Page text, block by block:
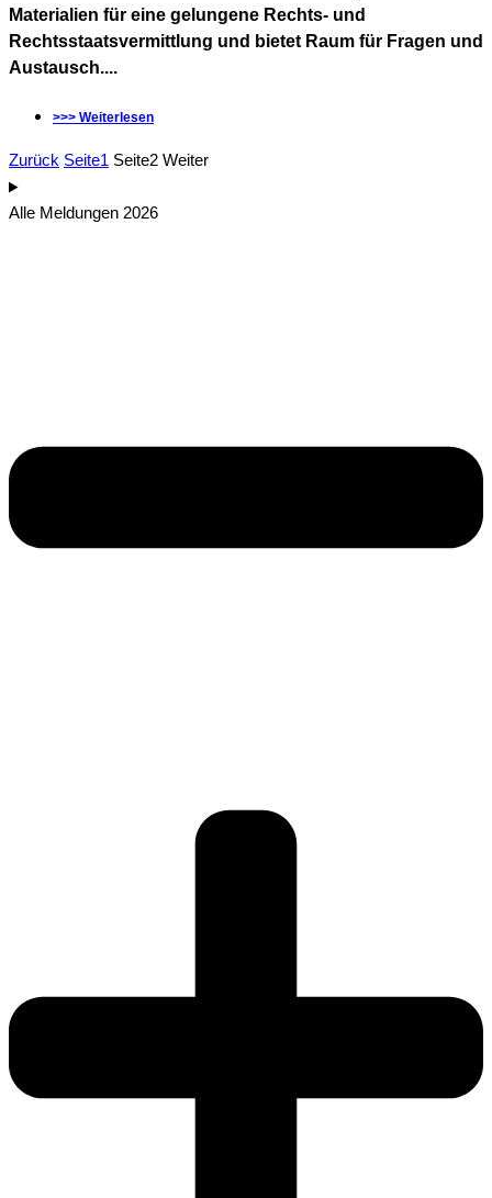
Materialien für eine gelungene Rechts- und
Rechtsstaatsvermittlung und bietet Raum für Fragen und
Austausch....
>>> Weiterlesen
Zurück Seite1 Seite2 Weiter
Alle Meldungen 2026